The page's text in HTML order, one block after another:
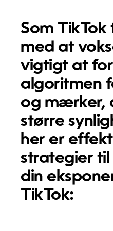
Som
med at
vigtigt at
algoritmen
og mærker,
større
her er
strategier
din
TikTok: